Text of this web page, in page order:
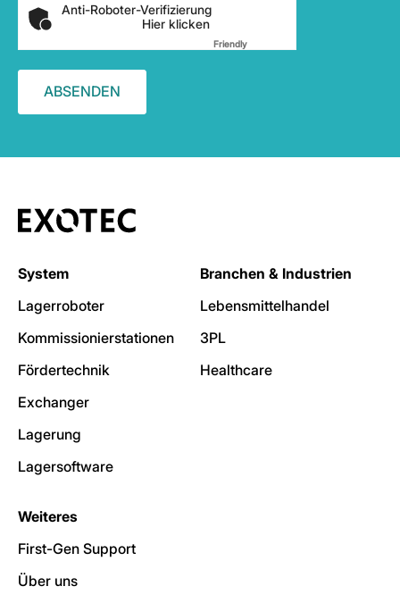
Anti-Roboter-Verifizierung
Hier klicken
FriendlyCaptcha ⇗
System
Lagerroboter
Kommissionierstationen
Fördertechnik
Exchanger
Lagerung
Lagersoftware
Branchen & Industrien
Lebensmittelhandel
3PL
Healthcare
Weiteres
First-Gen Support
Über uns